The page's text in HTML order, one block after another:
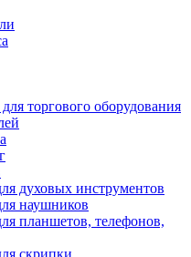
торгового оборудования
духовых инструментов
наушников
планшетов, телефонов,
скрипки